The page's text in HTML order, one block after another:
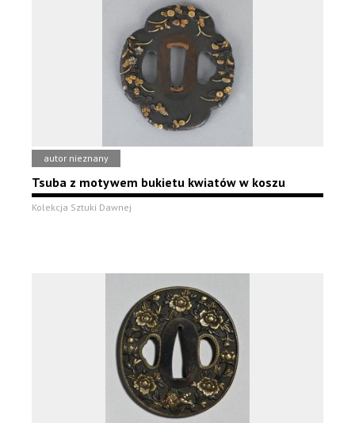
autor nieznany
Tsuba z motywem bukietu kwiatów w koszu
Kolekcja Sztuki Dawnej